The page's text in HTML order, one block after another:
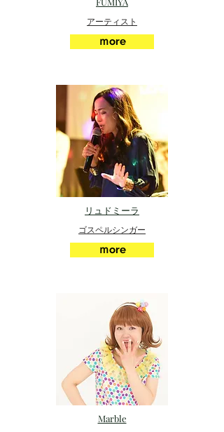
アーティスト
ｍore
リュドミーラ
ゴスペルシンガー
ｍore
Marble